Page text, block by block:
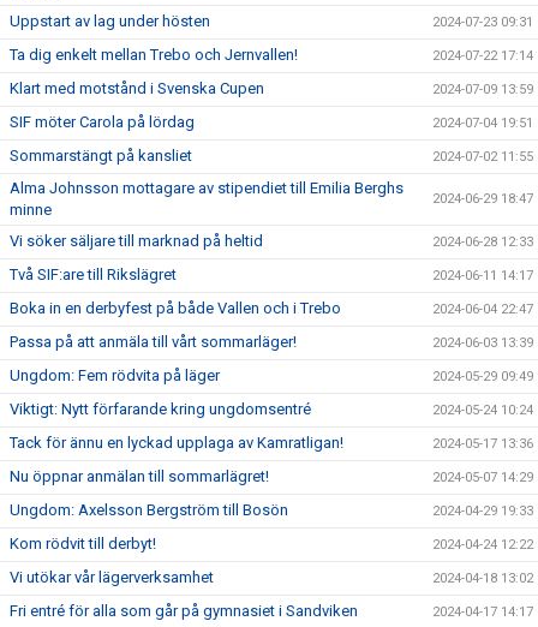
Uppstart av lag under hösten 2024-07-23 09:31
Ta dig enkelt mellan Trebo och Jernvallen! 2024-07-22 17:14
Klart med motstånd i Svenska Cupen 2024-07-09 13:59
SIF möter Carola på lördag 2024-07-04 19:51
Sommarstängt på kansliet 2024-07-02 11:55
Alma Johnsson mottagare av stipendiet till Emilia Berghs
minne
2024-06-29 18:47
Vi söker säljare till marknad på heltid 2024-06-28 12:33
Två SIF:are till Rikslägret 2024-06-11 14:17
Boka in en derbyfest på både Vallen och i Trebo 2024-06-04 22:47
Passa på att anmäla till vårt sommarläger! 2024-06-03 13:39
Ungdom: Fem rödvita på läger 2024-05-29 09:49
Viktigt: Nytt förfarande kring ungdomsentré 2024-05-24 10:24
Tack för ännu en lyckad upplaga av Kamratligan! 2024-05-17 13:36
Nu öppnar anmälan till sommarlägret! 2024-05-07 14:29
Ungdom: Axelsson Bergström till Bosön 2024-04-29 19:33
Kom rödvit till derbyt! 2024-04-24 12:22
Vi utökar vår lägerverksamhet 2024-04-18 13:02
Fri entré för alla som går på gymnasiet i Sandviken 2024-04-17 14:17